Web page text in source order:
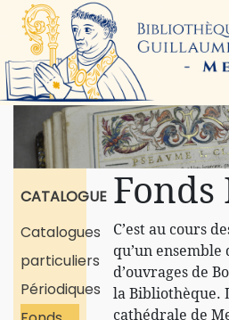
CATALOGUE
Catalogues
particuliers
Périodiques
Fonds
C’est au cours
qu’un
d’ouvrages de
la Bibliothèque.
cathédrale de